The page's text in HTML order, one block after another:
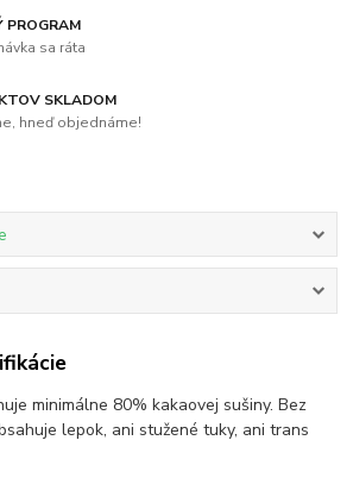
PROGRAM
sa ráta
SKLADOM
hneď objednáme!
minimálne 80% kakaovej sušiny. Bez
lepok, ani stužené tuky, ani trans